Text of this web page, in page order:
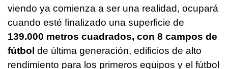
viendo ya comienza a ser una realidad, ocupará
cuando esté finalizado una superficie de
139.000 metros cuadrados, con 8 campos de
fútbol de última generación, edificios de alto
rendimiento para los primeros equipos y el fútbol